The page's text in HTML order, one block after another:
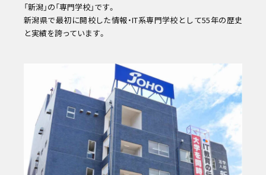
「新潟」の「専門学校」です。
新潟県で最初に開校した情報・IT系専門学校として55年の歴史
と実績を誇っています。